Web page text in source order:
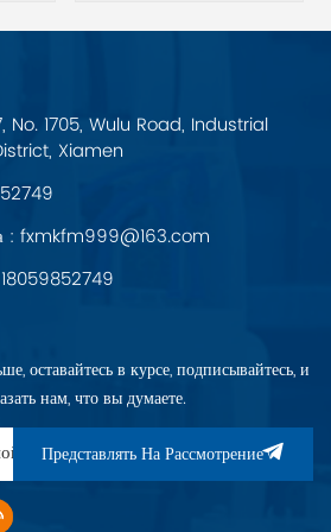
и
напряжения составляет
входной ток составляет
6 мА при 24 В.
No. 1705, Wulu Road, Industrial
Xiamen
: fxmkfm999@163.com
оставайтесь в курсе, подписывайтесь, и
нам, что вы думаете.
Представлять На Рассмотрение